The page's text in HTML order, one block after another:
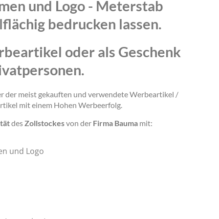
und Logo - Meterstab
bedrucken lassen.
oder als Geschenk
der meist gekauften und verwendete Werbeartikel /
mit einem Hohen Werbeerfolg.
des Zollstockesvon der Firma Bauma mit:
und Logo